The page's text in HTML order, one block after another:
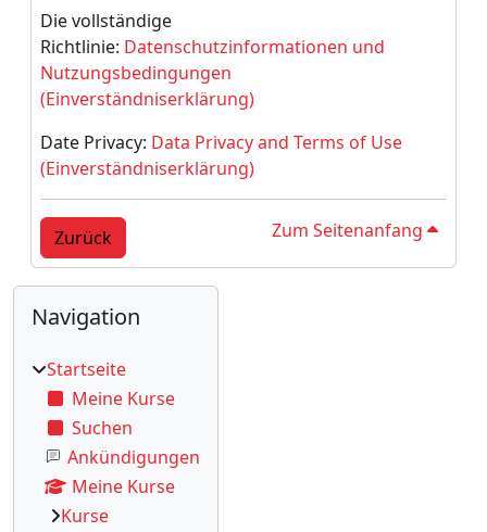
Die vollständige
Richtlinie: Datenschutzinformationen und
Nutzungsbedingungen
(Einverständniserklärung)
Date Privacy: Data Privacy and Terms of Use
(Einverständniserklärung)
Zurück Zum Seitenanfang
Blöcke
Navigation überspringen
Navigation
Startseite
Meine Kurse
Suchen
Ankündigungen
Meine Kurse
Kurse
Ergänzungsblöcke